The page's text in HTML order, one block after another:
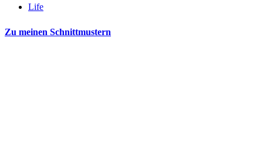
Life
Zu meinen Schnittmustern